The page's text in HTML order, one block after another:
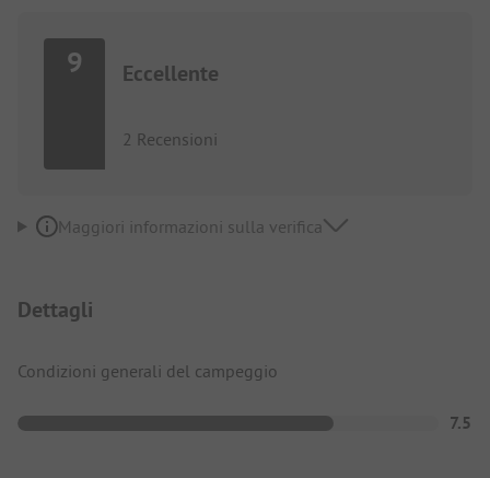
9 Eccellente
2 Recensioni
Maggiori informazioni sulla verifica
Dettagli
Condizioni generali del campeggio
7.5